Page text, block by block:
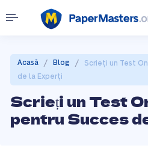
Acasă / Blog /
Scrieți un Test
de la Experți
Scrieți un Test
pentru Succes